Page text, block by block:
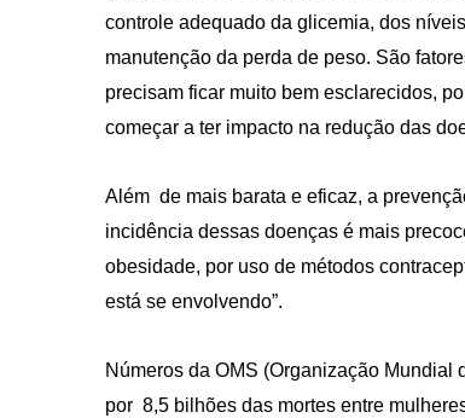
controle adequado da glicemia, dos
manutenção da perda de peso. São
precisam ficar muito bem esclarecidos,
começar a ter impacto na redução das
Além de mais barata e eficaz, a
incidência dessas doenças é mais
obesidade, por uso de métodos
está se envolvendo”.
Números da OMS (Organização
por 8,5 bilhões das mortes entre